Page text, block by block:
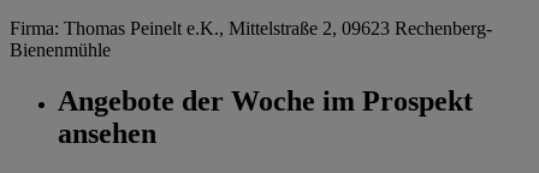
Firma: Thomas Peinelt e.K., Mittelstraße 2, 09623 Rechenberg-
Bienenmühle
Angebote der Woche im Prospekt
ansehen